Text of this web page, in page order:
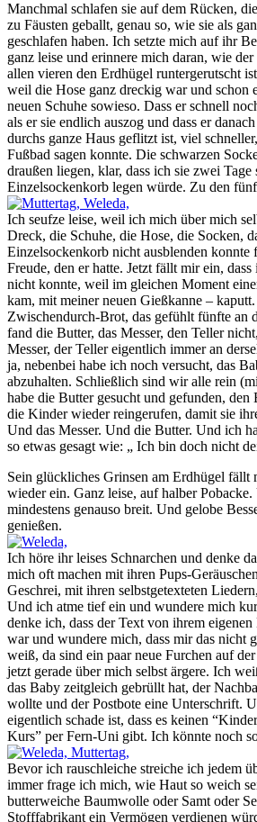
Manchmal schlafen sie auf dem Rücken,
zu Fäusten geballt, genau so, wie sie als
geschlafen haben. Ich setzte mich auf ihr
ganz leise und erinnere mich daran, wie
allen vieren den Erdhügel runtergerutscht
weil die Hose ganz dreckig war und schon
neuen Schuhe sowieso. Dass er schnell
als er sie endlich auszog und dass er
durchs ganze Haus geflitzt ist, viel
Fußbad sagen konnte. Die schwarzen
draußen liegen, klar, dass ich sie zwei
Einzelsockenkorb legen würde. Zu den
Ich seufze leise, weil ich mich über mich
Dreck, die Schuhe, die Hose, die Socken,
Einzelsockenkorb nicht ausblenden konnte
Freude, den er hatte. Jetzt fällt mir ein, dass
nicht konnte, weil im gleichen Moment
kam, mit meiner neuen Gießkanne –
Zwischendurch-Brot, das gefühlt fünfte an
fand die Butter, das Messer, den Teller
Messer, der Teller eigentlich immer an
ja, nebenbei habe ich noch versucht, das
abzuhalten. Schließlich sind wir alle rein
habe die Butter gesucht und gefunden, den
die Kinder wieder reingerufen, damit sie
Und das Messer. Und die Butter. Und ich
so etwas gesagt wie: „ Ich bin doch nicht
Sein glückliches Grinsen am Erdhügel fällt
wieder ein. Ganz leise, auf halber
mindestens genauso breit. Und gelobe
genießen.
Ich höre ihr leises Schnarchen und denke
mich oft machen mit ihren Pups-
Geschrei, mit ihren selbstgetexteten
Und ich atme tief ein und wundere mich
denke ich, dass der Text von ihrem
war und wundere mich, dass mir das nicht
weiß, da sind ein paar neue Furchen auf
jetzt gerade über mich selbst ärgere. Ich
das Baby zeitgleich gebrüllt hat, der
wollte und der Postbote eine Unterschrift.
eigentlich schade ist, dass es keinen
Kurs” per Fern-Uni gibt. Ich könnte noch
Bevor ich rauschleiche streiche ich jedem
immer frage ich mich, wie Haut so weich
butterweiche Baumwolle oder Samt oder
Stofffabrikant ein Vermögen verdienen